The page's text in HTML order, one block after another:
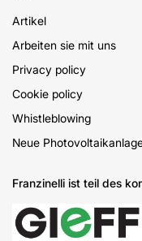
Artikel
Arbeiten sie mit uns
Privacy policy
Cookie policy
Whistleblowing
Neue
Franzinelli ist teil des